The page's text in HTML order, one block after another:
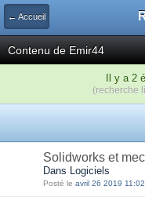
← Accueil
Contenu de Emir44
Il y a 2
(recherche
Solidworks et
Dans Logiciels
Posté le avril 26 2019 11:02